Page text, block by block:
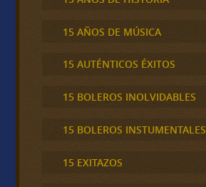
15 AÑOS DE MÚSICA
15 AUTÉNTICOS ÉXITOS
15 BOLEROS INOLVIDABLES
15 BOLEROS INSTUMENTALES
15 EXITAZOS